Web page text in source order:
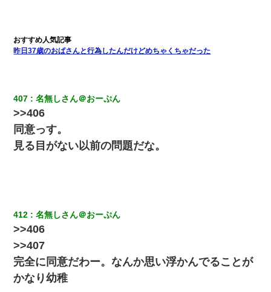
レ！」私「なんでよ」Ａ「ケーチ！バーカ！」→ 後日、Ａ旦那が
凸してきた
三年働いてたパートを突然クビになった。しかし元職場の主要取
引先のトップが母方の叔父だったので…
るなんてどういう神経してるの？離婚届を記入して持って来い」
→笑いが止まらなくなり・・・
裁判官「お互いに最後に言いたいことはありますか」バカ夫
昨日37歳のおばさんと行為したんだけどめちゃくちゃだった
407 名無しさん＠おーぷん
>>406
同意っす。
見る目がない以前の問題だな。
412 名無しさん＠おーぷん
>>406
>>407
完全に同意だわー。なんか思い浮かんでることが
かなり幼稚